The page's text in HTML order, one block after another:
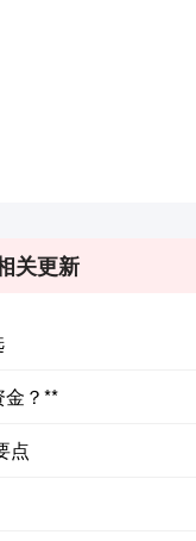
关更新
？**
点